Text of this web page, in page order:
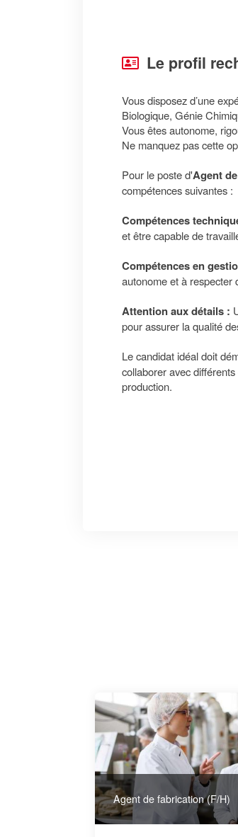
Le profil
Vous disposez d’une
Biologique, Génie
Vous êtes autonome,
Ne manquez pas cette
Pour le poste d'Agent
compétences suivantes :
Compétences
et être capable de
Compétences en
autonome et à respecter
Attention aux détails :
pour assurer la qualité
Le candidat idéal doit
collaborer avec
production.
Agent de fabrication (F/H)